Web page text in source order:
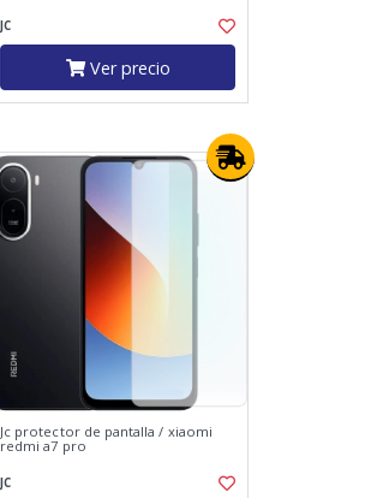
JC
Ver precio
Jc protector de pantalla / xiaomi
redmi a7 pro
JC